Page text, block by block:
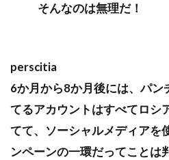
そんなのは無理だ！
perscitia
6か月から8か月後には、パン
てるアカウントはすべてロシ
てて、ソーシャルメディアを
ンペーンの一環だってことは